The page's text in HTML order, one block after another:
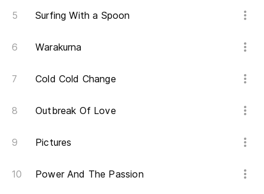
Surfing With a Spoon
Warakurna
Cold Cold Change
Outbreak Of Love
Pictures
Power And The Passion